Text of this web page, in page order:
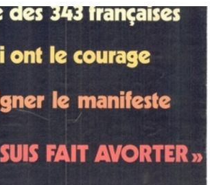
de l'avortement en France (suite)